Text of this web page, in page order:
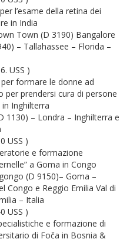
l’esame della retina dei
in India
Town (D 3190) Bangalore
– Tallahassee – Florida –
USS )
formare le donne ad
per prendersi cura di persone
Inghilterra
1130) – Londra – Inghilterra e
USS )
e formazione
a Goma in Congo
(D 9150)– Goma –
Congo e Reggio Emilia Val di
– Italia
USS )
e formazione di
di Foča in Bosnia &